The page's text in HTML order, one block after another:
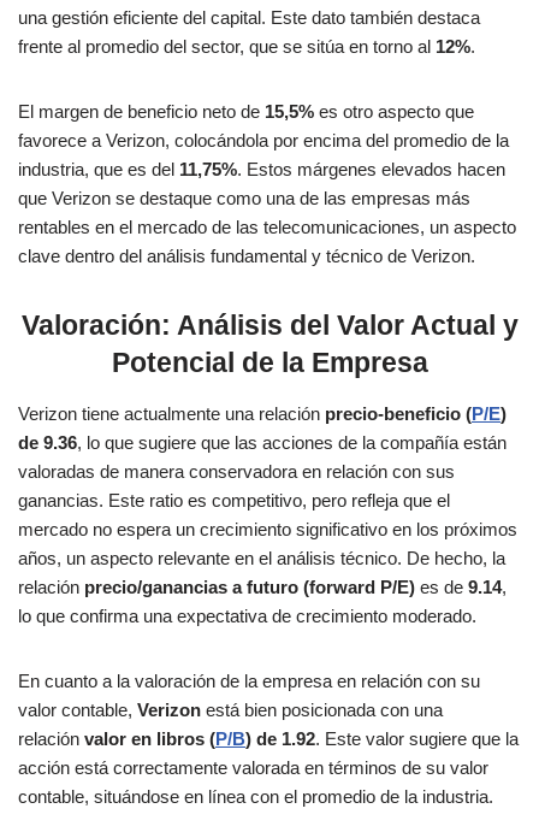
una gestión eficiente del capital. Este dato también destaca
frente al promedio del sector, que se sitúa en torno al 12%​.
El margen de beneficio neto de 15,5% es otro aspecto que
favorece a Verizon, colocándola por encima del promedio de la
industria, que es del 11,75%. Estos márgenes elevados hacen
que Verizon se destaque como una de las empresas más
rentables en el mercado de las telecomunicaciones, un aspecto
clave dentro del análisis fundamental y técnico de Verizon.
Valoración: Análisis del Valor Actual y
Potencial de la Empresa
Verizon tiene actualmente una relación precio-beneficio (P/E)
de 9.36, lo que sugiere que las acciones de la compañía están
valoradas de manera conservadora en relación con sus
ganancias. Este ratio es competitivo, pero refleja que el
mercado no espera un crecimiento significativo en los próximos
años, un aspecto relevante en el análisis técnico. De hecho, la
relación precio/ganancias a futuro (forward P/E) es de 9.14,
lo que confirma una expectativa de crecimiento moderado​.
En cuanto a la valoración de la empresa en relación con su
valor contable, Verizon está bien posicionada con una
relación valor en libros (P/B) de 1.92. Este valor sugiere que la
acción está correctamente valorada en términos de su valor
contable, situándose en línea con el promedio de la industria.